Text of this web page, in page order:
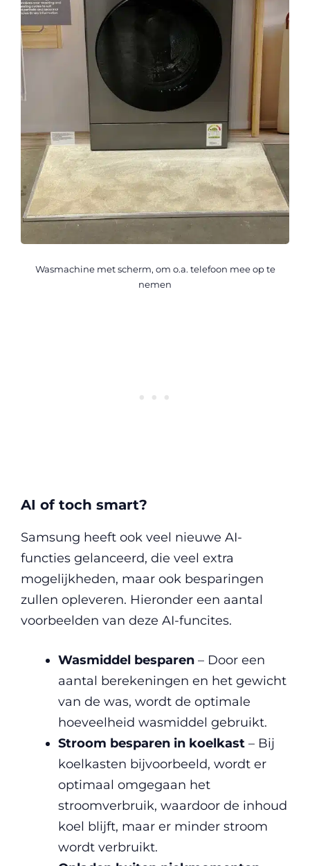
Wasmachine met scherm, om o.a. telefoon mee op te
nemen
AI of toch smart?
Samsung heeft ook veel nieuwe AI-
functies gelanceerd, die veel extra
mogelijkheden, maar ook besparingen
zullen opleveren. Hieronder een aantal
voorbeelden van deze AI-funcites.
Wasmiddel besparen – Door een
aantal berekeningen en het gewicht
van de was, wordt de optimale
hoeveelheid wasmiddel gebruikt.
Stroom besparen in koelkast – Bij
koelkasten bijvoorbeeld, wordt er
optimaal omgegaan het
stroomverbruik, waardoor de inhoud
koel blijft, maar er minder stroom
wordt verbruikt.